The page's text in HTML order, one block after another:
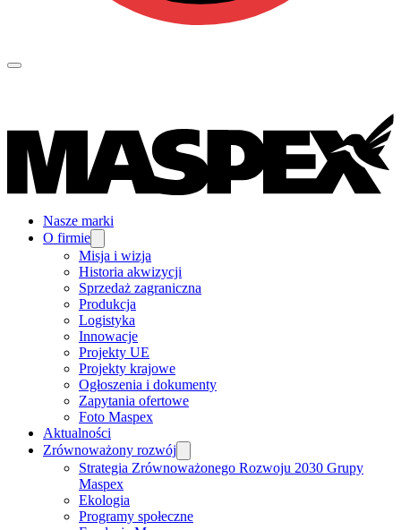
Nasze marki
O firmie
Misja i wizja
Historia akwizycji
Sprzedaż zagraniczna
Produkcja
Logistyka
Innowacje
Projekty UE
Projekty krajowe
Ogłoszenia i dokumenty
Zapytania ofertowe
Foto Maspex
Aktualności
Zrównoważony rozwój
Strategia Zrównoważonego Rozwoju 2030 Grupy
Maspex
Ekologia
Programy społeczne